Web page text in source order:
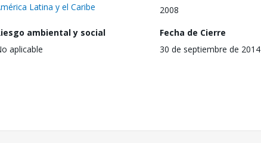
Latina y el Caribe
2008
ambiental y social
aplicable
Fecha de Cierre
30 de septiembre de 2014